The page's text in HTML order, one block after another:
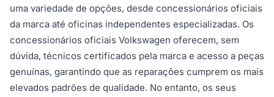
uma variedade de opções, desde concessionários oficiais
da marca até oficinas independentes especializadas. Os
concessionários oficiais Volkswagen oferecem, sem
dúvida, técnicos certificados pela marca e acesso a peças
genuínas, garantindo que as reparações cumprem os mais
elevados padrões de qualidade. No entanto, os seus